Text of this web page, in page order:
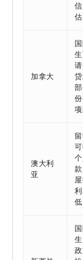
估
加拿大
贷
澳大利
亚
低